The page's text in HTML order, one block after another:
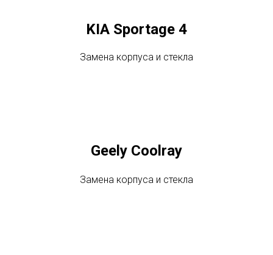
KIA Sportage 4
Замена корпуса и стекла
Geely Coolray
Замена корпуса и стекла